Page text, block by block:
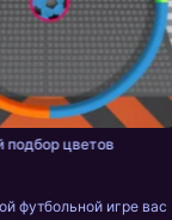
подбор цветов
футбольной игре вас